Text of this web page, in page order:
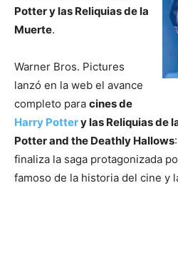
Potter y las Reliquias de la
Muerte.
Warner Bros. Pictures
lanzó en la web el avance
completo para cines de
Harry Pottery las Reliquias de
Potter and the Deathly Hallows
finaliza la saga protagonizada
famoso de la historia del cine y